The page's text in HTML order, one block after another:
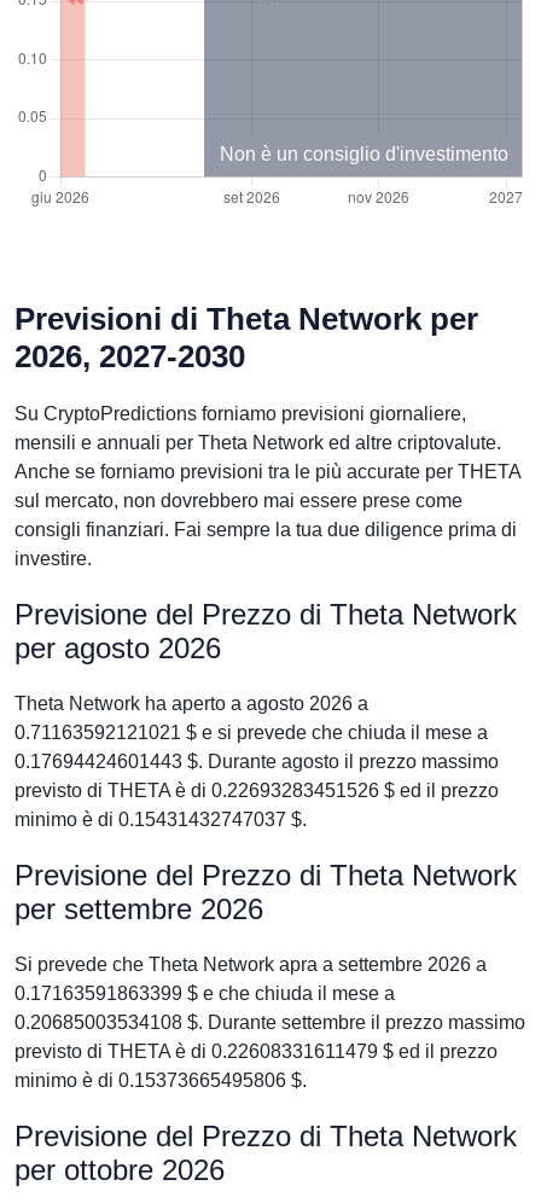
Non è un consiglio d'investimento
Previsioni di Theta Network per
2026, 2027-2030
Su CryptoPredictions forniamo previsioni giornaliere,
mensili e annuali per Theta Network ed altre criptovalute.
Anche se forniamo previsioni tra le più accurate per THETA
sul mercato, non dovrebbero mai essere prese come
consigli finanziari. Fai sempre la tua due diligence prima di
investire.
Previsione del Prezzo di Theta Network
per agosto 2026
Theta Network ha aperto a agosto 2026 a
0.71163592121021 $ e si prevede che chiuda il mese a
0.17694424601443 $. Durante agosto il prezzo massimo
previsto di THETA è di 0.22693283451526 $ ed il prezzo
minimo è di 0.15431432747037 $.
Previsione del Prezzo di Theta Network
per settembre 2026
Si prevede che Theta Network apra a settembre 2026 a
0.17163591863399 $ e che chiuda il mese a
0.20685003534108 $. Durante settembre il prezzo massimo
previsto di THETA è di 0.22608331611479 $ ed il prezzo
minimo è di 0.15373665495806 $.
Previsione del Prezzo di Theta Network
per ottobre 2026